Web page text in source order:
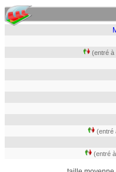
(entré à
(entré
(entré